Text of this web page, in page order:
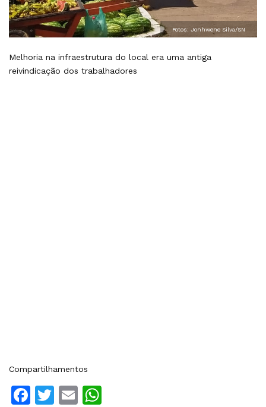
Fotos: Jonhwene Silva/SN
Melhoria na infraestrutura do local era uma antiga
reivindicação dos trabalhadores
Compartilhamentos
Facebook
Twitter
Email